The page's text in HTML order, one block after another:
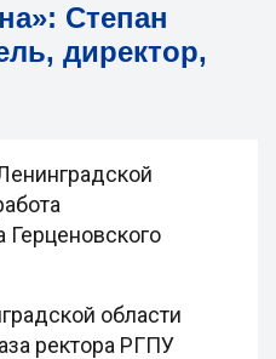
Степан
директор,
Герценовского
области
ректора РГПУ